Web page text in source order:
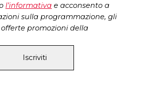
l’informativa e acconsento a
sulla programmazione, gli
promozioni della
Iscriviti